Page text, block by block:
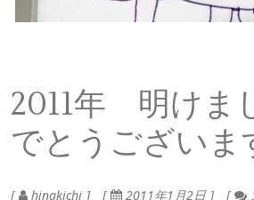
2011年 明けま
でとうございま
hinakichi 2011年1月2日